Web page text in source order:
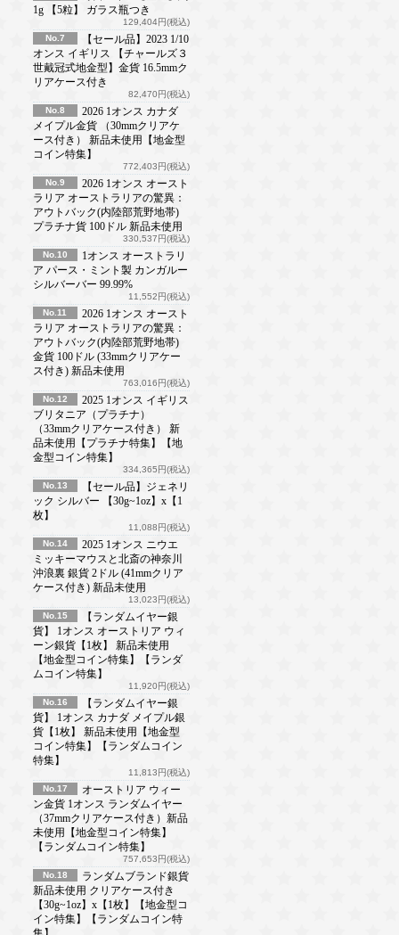
1g 【5粒】 ガラス瓶つき
129,404円(税込)
No.7
【セール品】2023 1/10
オンス イギリス 【チャールズ３
世戴冠式地金型】金貨 16.5mmク
リアケース付き
82,470円(税込)
No.8
2026 1オンス カナダ
メイプル金貨 （30mmクリアケ
ース付き） 新品未使用【地金型
コイン特集】
772,403円(税込)
No.9
2026 1オンス オースト
ラリア オーストラリアの驚異：
アウトバック(内陸部荒野地帯)
プラチナ貨 100ドル 新品未使用
330,537円(税込)
No.10
1オンス オーストラリ
ア パース・ミント製 カンガルー
シルバーバー 99.99%
11,552円(税込)
No.11
2026 1オンス オースト
ラリア オーストラリアの驚異：
アウトバック(内陸部荒野地帯)
金貨 100ドル (33mmクリアケー
ス付き) 新品未使用
763,016円(税込)
No.12
2025 1オンス イギリス
ブリタニア（プラチナ）
（33mmクリアケース付き） 新
品未使用【プラチナ特集】【地
金型コイン特集】
334,365円(税込)
No.13
【セール品】ジェネリ
ック シルバー 【30g~1oz】x【1
枚】
11,088円(税込)
No.14
2025 1オンス ニウエ
ミッキーマウスと北斎の神奈川
沖浪裏 銀貨 2ドル (41mmクリア
ケース付き) 新品未使用
13,023円(税込)
No.15
【ランダムイヤー銀
貨】 1オンス オーストリア ウィ
ーン銀貨【1枚】 新品未使用
【地金型コイン特集】【ランダ
ムコイン特集】
11,920円(税込)
No.16
【ランダムイヤー銀
貨】 1オンス カナダ メイプル銀
貨【1枚】 新品未使用【地金型
コイン特集】【ランダムコイン
特集】
11,813円(税込)
No.17
オーストリア ウィー
ン金貨 1オンス ランダムイヤー
（37mmクリアケース付き）新品
未使用【地金型コイン特集】
【ランダムコイン特集】
757,653円(税込)
No.18
ランダムブランド銀貨
新品未使用 クリアケース付き
【30g~1oz】x【1枚】【地金型コ
イン特集】【ランダムコイン特